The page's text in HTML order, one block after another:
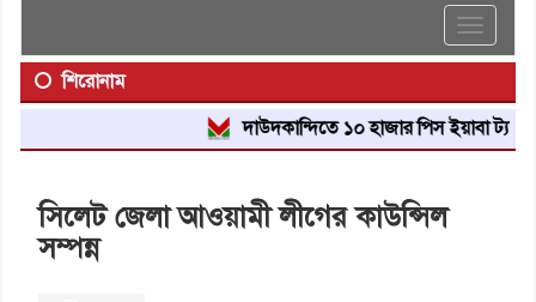
Toggle
শিরোনাম
দাউদকান্দিতে ১০ হাজার পিস ইয়াবা ট্যাবলেট
সিলেট জেলা আওয়ামী লীগের কাউন্সিল
সম্পন্ন